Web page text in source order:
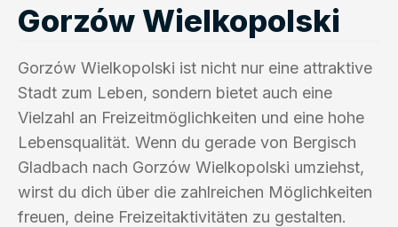
Gorzów Wielkopolski
Gorzów Wielkopolski ist nicht nur eine attraktive
Stadt zum Leben, sondern bietet auch eine
Vielzahl an Freizeitmöglichkeiten und eine hohe
Lebensqualität. Wenn du gerade von Bergisch
Gladbach nach Gorzów Wielkopolski umziehst,
wirst du dich über die zahlreichen Möglichkeiten
freuen, deine Freizeitaktivitäten zu gestalten.